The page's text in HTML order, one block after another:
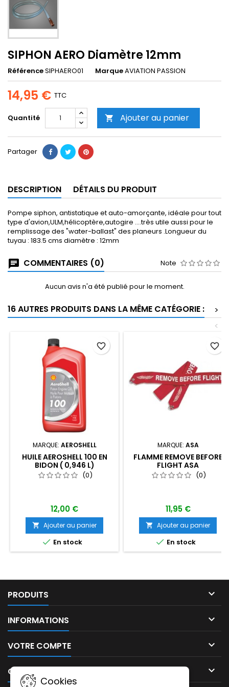
SIPHON AERO Diamètre 12mm
RéférenceSIPHAERO01 MarqueAVIATION PASSION
14,95 € TTC
Quantité  Ajouter au panier
Partager
DESCRIPTION DÉTAILS DU PRODUIT
Pompe siphon, antistatique et auto-amorçante, idéale pour tout
type d'avion,ULM,hélicoptère,autogire ....très utile aussi pour le
remplissage des "water-ballast" des planeurs .Longueur du
tuyau : 183.5 cms diamètre : 12mm
COMMENTAIRES (0) Note
Aucun avis n'a été publié pour le moment.
16 AUTRES PRODUITS DANS LA MÊME CATÉGORIE :
>
<
MARQUE: AEROSHELL
HUILE AEROSHELL 100 EN
BIDON ( 0,946 L)
(0)
12,00 €
 Ajouter au panier
 En stock
favorite_border
MARQUE: ASA
FLAMME REMOVE BEFORE
FLIGHT ASA
(0)
11,95 €
 Ajouter au panier
 En stock
favorite_border
PRODUITS 
INFORMATIONS 
VOTRE COMPTE 
CONTACT 
Cookies